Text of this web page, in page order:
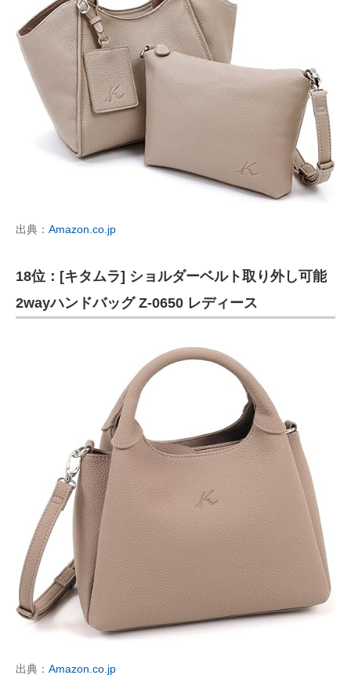
出典： Amazon.co.jp
18位：[キタムラ] ショルダーベルト取り外し可能
2wayハンドバッグ Z-0650 レディース
出典： Amazon.co.jp